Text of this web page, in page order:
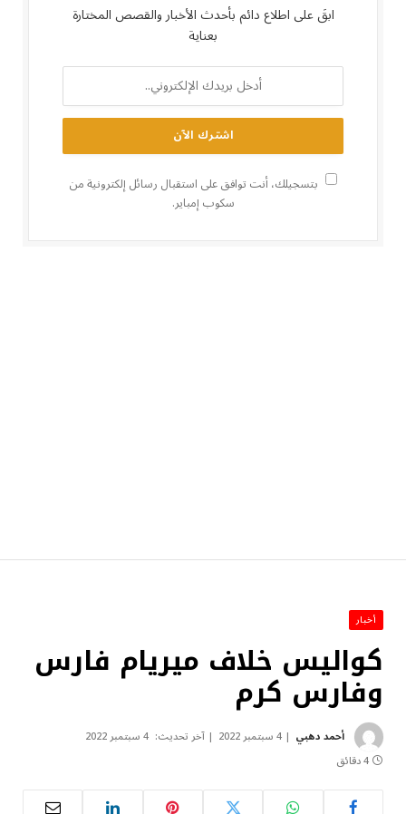
ابقَ على اطلاع دائم بأحدث الأخبار والقصص المختارة
بعناية
بتسجيلك، أنت توافق على استقبال رسائل إلكترونية من
سكوب إمباير.
أخبار
كواليس خلاف ميريام فارس
وفارس كرم
أحمد دهبي 4 سبتمبر 2022 آخر تحديث: 4 سبتمبر 2022
4 دقائق